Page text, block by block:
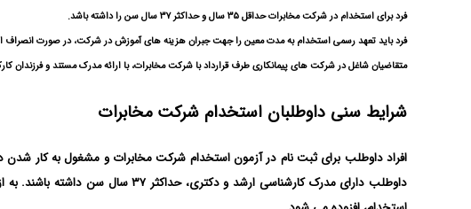
فرد برای استخدام در شرکت مخابرات حداقل ۳۵ سال و حداکثر ۳۷ سال سن را داشته باشد.
فرد باید تعهد رسمی استخدام به مدت معین را جهت جبران هزینه های آموزش در شرکت، در صورت انصراف
متقاضیان شاغل در شرکت های پیمانکاری طرف قرارداد با شرکت مخابرات، با ارائه مدرک مستند و فرزندان
شرایط سنی داوطلبان استخدام شرکت مخابرات
داوطلب دارای مدرک کارشناسی